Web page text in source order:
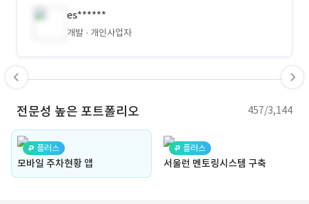
es******
개발 개인사업자
전문성 높은 포트폴리오 457/3,144
플러스
모바일 주차현황 앱
플러스
서울런 멘토링시스템 구축